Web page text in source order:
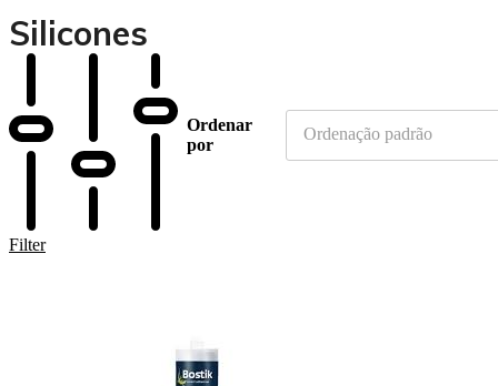
Silicones
Filter
Ordenar
por
Ordenação padrão